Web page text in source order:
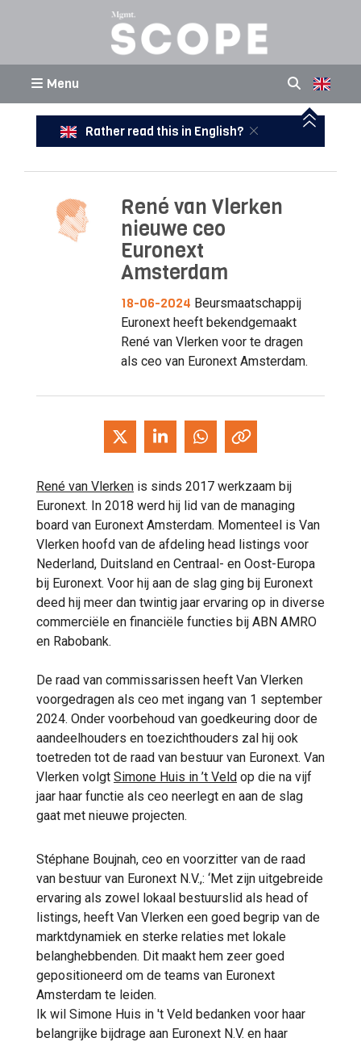
Menu
Rather read this in English?
René van Vlerken
nieuwe ceo
Euronext
Amsterdam
18-06-2024 Beursmaatschappij
Euronext heeft bekendgemaakt
René van Vlerken voor te dragen
als ceo van Euronext Amsterdam.
René van Vlerken is sinds 2017 werkzaam bij
Euronext. In 2018 werd hij lid van de managing
board van Euronext Amsterdam. Momenteel is Van
Vlerken hoofd van de afdeling head listings voor
Nederland, Duitsland en Centraal- en Oost-Europa
bij Euronext. Voor hij aan de slag ging bij Euronext
deed hij meer dan twintig jaar ervaring op in diverse
commerciële en financiële functies bij ABN AMRO
en Rabobank.
De raad van commissarissen heeft Van Vlerken
voorgedragen als ceo met ingang van 1 september
2024. Onder voorbehoud van goedkeuring door de
aandeelhouders en toezichthouders zal hij ook
toetreden tot de raad van bestuur van Euronext. Van
Vlerken volgt Simone Huis in ’t Veld op die na vijf
jaar haar functie als ceo neerlegt en aan de slag
gaat met nieuwe projecten.
Stéphane Boujnah, ceo en voorzitter van de raad
van bestuur van Euronext N.V.,: ‘Met zijn uitgebreide
ervaring als zowel lokaal bestuurslid als head of
listings, heeft Van Vlerken een goed begrip van de
marktdynamiek en sterke relaties met lokale
belanghebbenden. Dit maakt hem zeer goed
gepositioneerd om de teams van Euronext
Amsterdam te leiden.
Ik wil Simone Huis in 't Veld bedanken voor haar
belangrijke bijdrage aan Euronext N.V. en haar